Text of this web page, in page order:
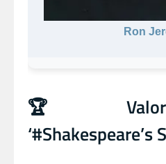
Ron
🏆
‘#Shakespeare’s